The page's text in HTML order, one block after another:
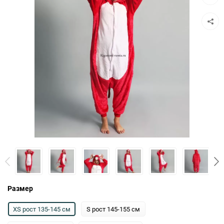
Размер
XS рост 135-145 см S рост 145-155 см